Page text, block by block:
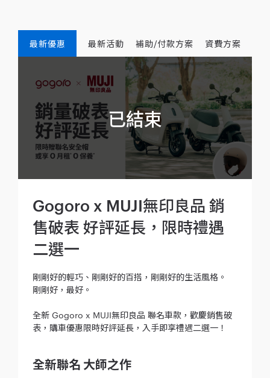
最新優惠 最新活動 補助/付款方案 資費方案
Gogoro x MUJI無印良品 銷
售破表 好評延長，限時禮遇
二選一
剛剛好的輕巧、剛剛好的百搭，剛剛好的生活風格。
剛剛好，最好。
全新 Gogoro x MUJI無印良品 聯名車款，歡慶銷售破
表，購車優惠限時好評延長，入手即享禮遇二選一！
全新聯名 大師之作